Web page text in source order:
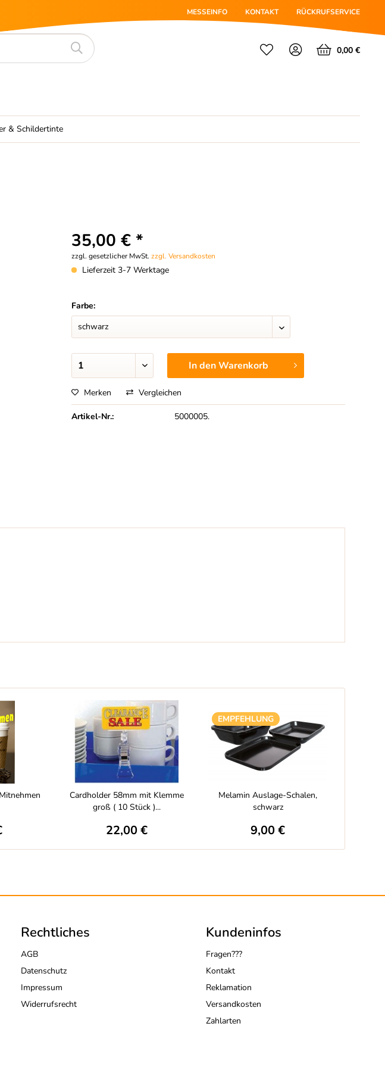
MESSEINFO KONTAKT RÜCKRUFSERVICE
0,00 €
& Schildertinte
35,00 € *
zzgl. gesetzlicher MwSt.zzgl. Versandkosten
Lieferzeit 3-7 Werktage
Farbe:
In denWarenkorb
Merken Vergleichen
Artikel-Nr.: 5000005.
Cardholder 58mm mit Klemme
groß ( 10 Stück )...
22,00 €
EMPFEHLUNG
Melamin Auslage-Schalen,
schwarz
9,00 €
Rechtliches
AGB
Datenschutz
Impressum
Widerrufsrecht
Kundeninfos
Fragen???
Kontakt
Reklamation
Versandkosten
Zahlarten